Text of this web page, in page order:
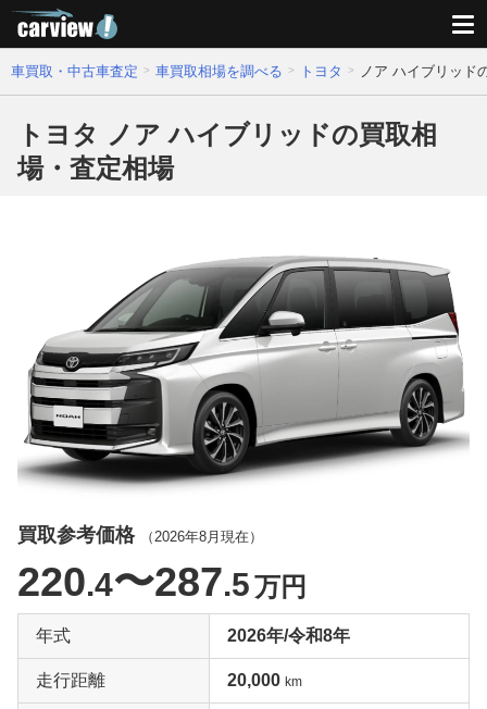
車買取・中古車査定 車買取相場を調べる トヨタ ノア ハイブリッド
トヨタ ノア ハイブリッドの買取相
場・査定相場
買取参考価格 （ 2026年8月 現在）
220.4〜287.5万円
年式 2026年/令和8年
走行距離 20,000 km